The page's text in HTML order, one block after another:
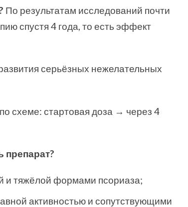
По результатам исследований почти
спустя 4 года, то есть эффект
серьёзных нежелательных
схеме: стартовая доза → через 4
препарат?
и тяжёлой формами псориаза;
активностью и сопутствующими